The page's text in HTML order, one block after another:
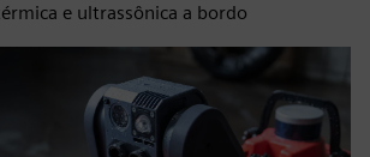
e ultrassônica a bordo